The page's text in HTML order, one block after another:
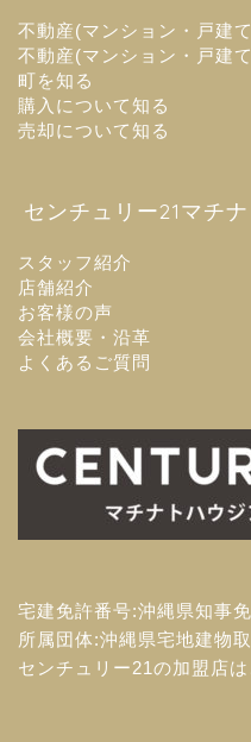
不動産(マンション・戸建
不動産(マンション・戸建
町を知る
購入について知る
売却について知る
センチュリー21マチ
スタッフ紹介
店舗紹介
お客様の声
会社概要・沿革
よくあるご質問
宅建免許番号:沖縄県知事
所属団体:沖縄県宅地建物
センチュリー21の加盟店